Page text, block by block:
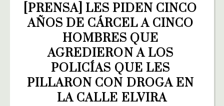
[PRENSA] LES PIDEN CINCO
AÑOS DE CÁRCEL A CINCO
HOMBRES QUE
AGREDIERON A LOS
POLICÍAS QUE LES
PILLARON CON DROGA EN
LA CALLE ELVIRA